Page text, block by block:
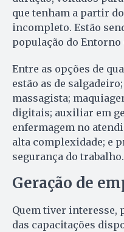
que tenham a partir
incompleto. Estão
população do Entorno
Entre as opções de
estão as de
massagista;
digitais; auxiliar em
enfermagem no
alta complexidade; e
segurança do trabalho.
Geração de
Quem tiver interesse,
das capacitações